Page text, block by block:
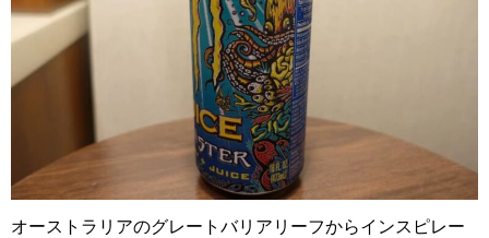
オーストラリアのグレートバリアリーフからインスピレー